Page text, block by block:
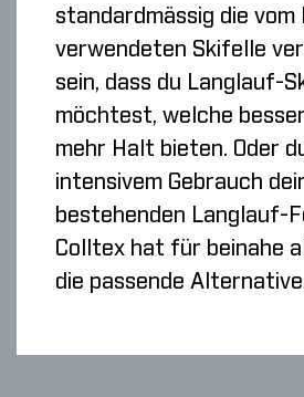
standardmässig die
verwendeten Skifelle
sein, dass du Langlauf-
möchtest, welche
mehr Halt bieten. Oder
intensivem Gebrauch
bestehenden Langlauf-
Colltex hat für beinahe
die passende